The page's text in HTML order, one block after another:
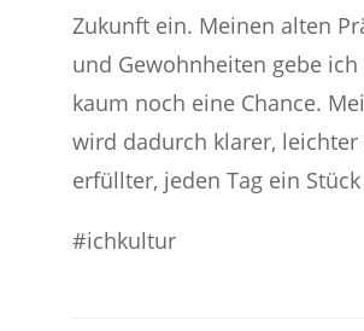
Zukunft ein. Meinen alten
und Gewohnheiten gebe
kaum noch eine Chance.
wird dadurch klarer, leichter
erfüllter, jeden Tag ein
#ichkultur